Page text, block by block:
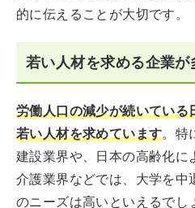
的に伝えることが大切です。
若い人材を求める企業が
労働人口の減少が続いている
若い人材を求めています。特
建設業界や、日本の高齢化に
介護業界などでは、大学を中
のニーズは高いといえるでし